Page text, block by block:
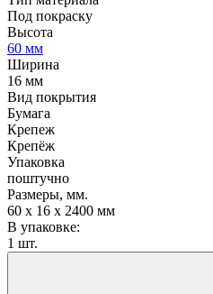
Под покраску
Высота
60 мм
Ширина
16 мм
Вид покрытия
Бумага
Крепеж
Крепёж
Упаковка
поштучно
Размеры, мм.
60 х 16 х 2400 мм
В упаковке:
1 шт.